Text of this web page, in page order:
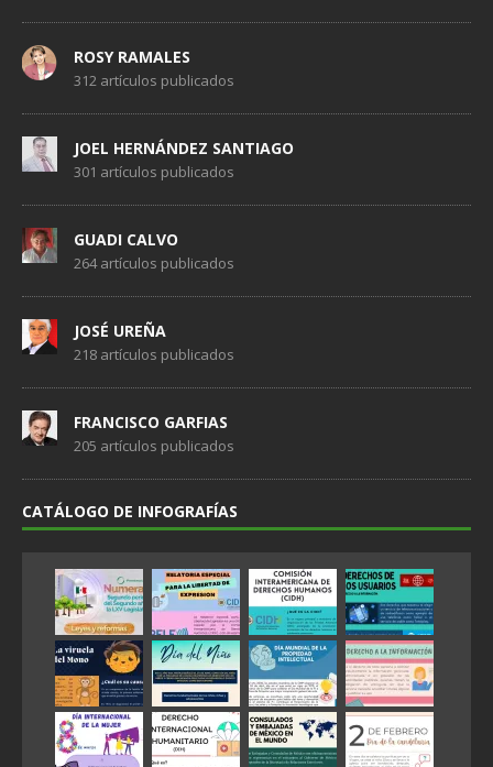
ROSY RAMALES
312 artículos publicados
JOEL HERNÁNDEZ SANTIAGO
301 artículos publicados
GUADI CALVO
264 artículos publicados
JOSÉ UREÑA
218 artículos publicados
FRANCISCO GARFIAS
205 artículos publicados
CATÁLOGO DE INFOGRAFÍAS